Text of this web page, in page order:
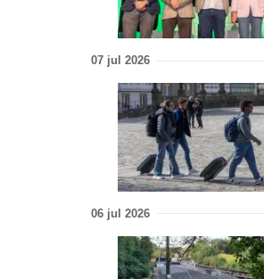
07 jul 2026
06 jul 2026